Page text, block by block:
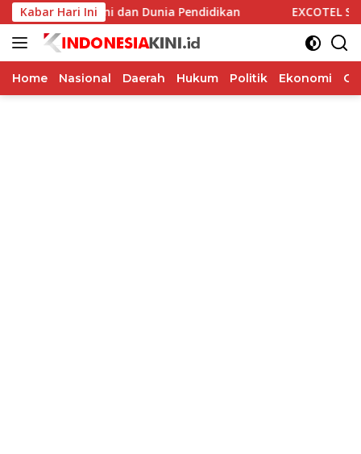
Langsung
ke
konten
Kabar Hari Ini
Alumni dan Dunia Pendidikan EXCOTEL
Home Nasional Daerah Hukum Politik Ekonomi